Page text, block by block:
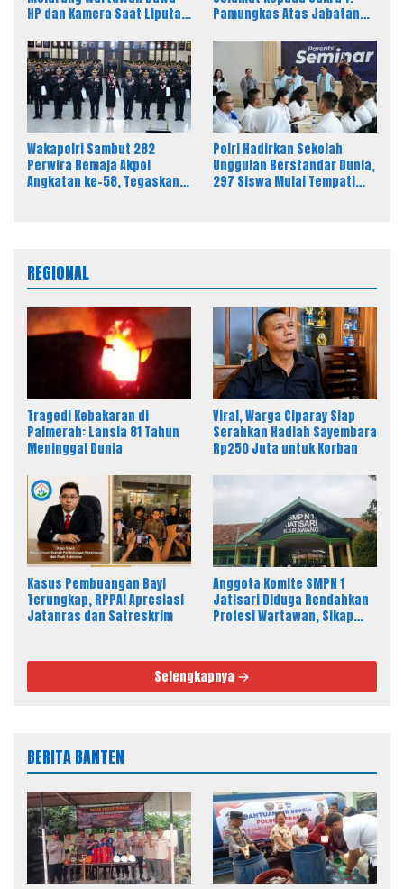
HP dan Kamera Saat Liputan
Pers
Pamungkas Atas Jabatan
Timor Tengah Utara
Wakapolri Sambut 282
Perwira Remaja Akpol
Angkatan ke-58, Tegaskan
Polri Hadirkan Sekolah
Unggulan Berstandar Dunia,
297 Siswa Mulai Tempati
REGIONAL
Tragedi Kebakaran di
Palmerah: Lansia 81 Tahun
Meninggal Dunia
Viral, Warga Ciparay Siap
Serahkan Hadiah Sayembara
Rp250 Juta untuk Korban
Kasus Pembuangan Bayi
Terungkap, RPPAI Apresiasi
Jatanras dan Satreskrim
Anggota Komite SMPN 1
Jatisari Diduga Rendahkan
Profesi Wartawan, Sikap
Selengkapnya
BERITA BANTEN